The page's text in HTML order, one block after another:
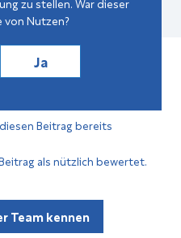
von Nutzen?
Ja
Beitrag bereits
als nützlich bewertet.
Team kennen